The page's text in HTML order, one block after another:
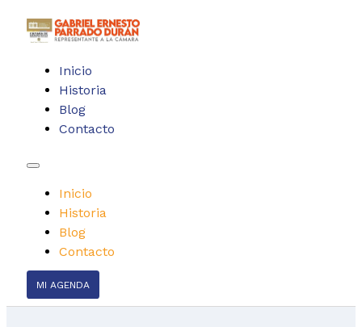
Inicio
Historia
Blog
Contacto
Inicio
Historia
Blog
Contacto
MI AGENDA